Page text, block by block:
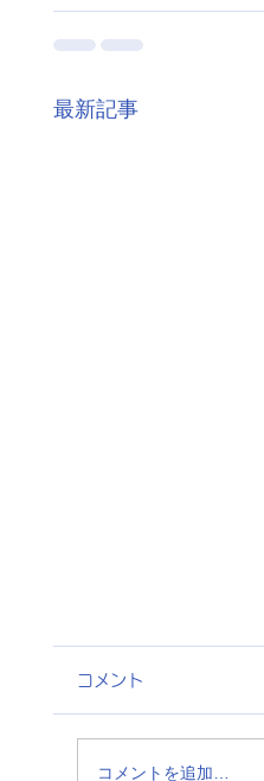
最新記事
コメント
コメントを追加…